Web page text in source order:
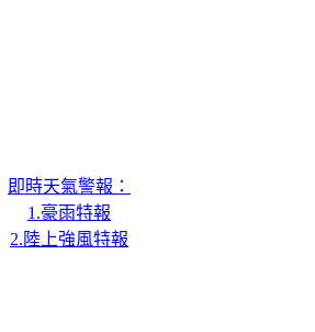
即時天氣警報：
1.豪雨特報
2.陸上強風特報